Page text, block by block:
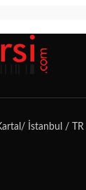
İstanbul / TR